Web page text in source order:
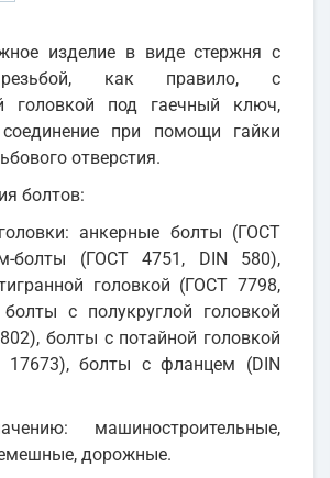
изделие в виде стержня с
как правило, с
головкой под гаечный ключ,
при помощи гайки
отверстия.
болтов:
анкерные болты (ГОСТ
болты (ГОСТ 4751, DIN 580),
головкой (ГОСТ 7798,
с полукруглой головкой
болты с потайной головкой
болты с фланцем (DIN
машиностроительные,
дорожные.